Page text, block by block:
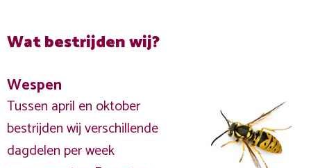
Wat bestrijden wij?
Wespen
Tussen april en oktober
bestrijden wij verschillende
dagdelen per week